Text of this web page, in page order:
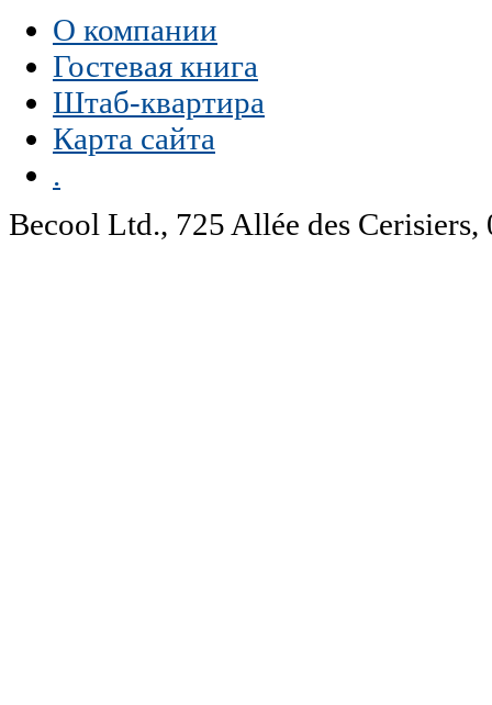
О компании
Гостевая книга
Штаб-квартира
Карта сайта
.
Becool Ltd., 725 Allée des